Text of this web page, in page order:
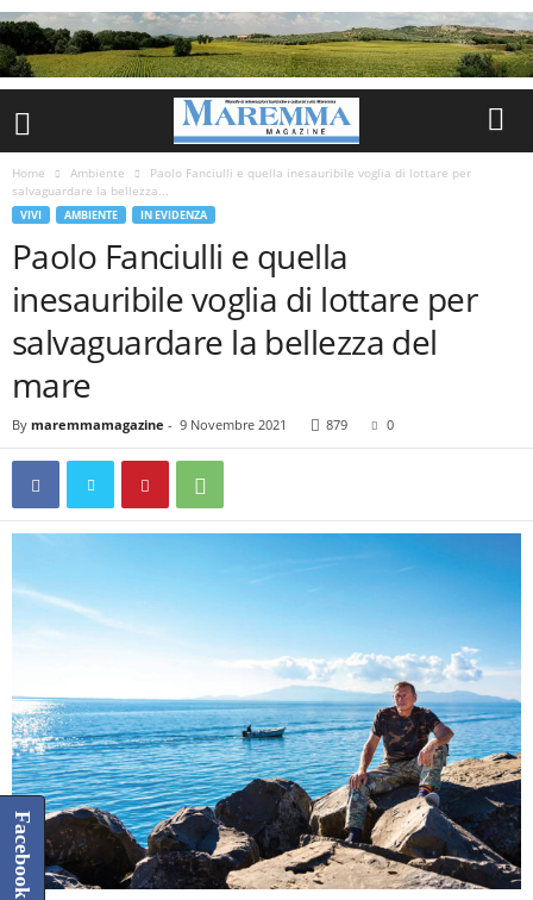
Home Ambiente
Paolo Fanciulli e quella inesauribile voglia di lottare per
salvaguardare la bellezza...
VIVI AMBIENTE IN EVIDENZA
Paolo Fanciulli e quella
inesauribile voglia di lottare per
salvaguardare la bellezza del
mare
By maremmamagazine - 9 Novembre 2021 879 0
Facebook